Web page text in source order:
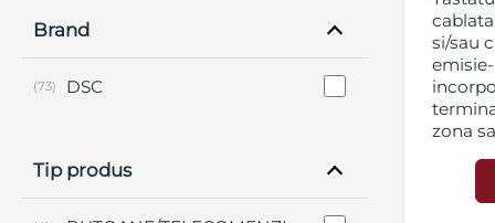
Brand
DSC
(73)
Tip produs
si/sau
zona
taste